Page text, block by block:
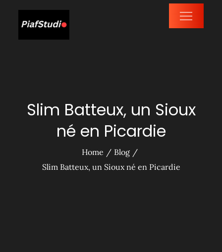
Slim Batteux, un Sioux
né en Picardie
Home
Blog
Slim Batteux, un Sioux né en Picardie